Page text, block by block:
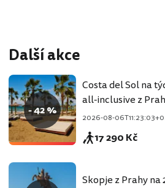
Další akce
- 42 %
Costa del Sol na
all-inclusive z
2026-08-
17 290 Kč
Skopje z Prahy na